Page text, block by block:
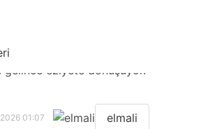
eziyete dönüşüyor.
01:07 elmali